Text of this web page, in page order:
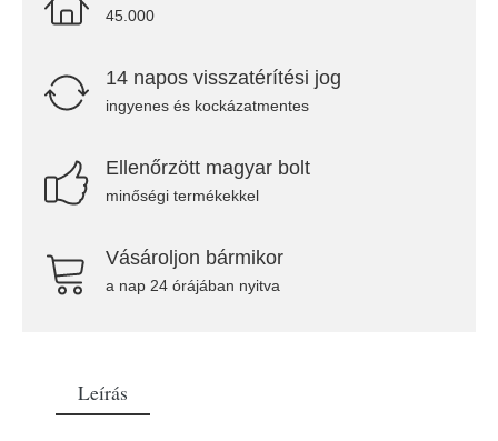
45.000
14 napos visszatérítési jog
ingyenes és kockázatmentes
Ellenőrzött magyar bolt
minőségi termékekkel
Vásároljon bármikor
a nap 24 órájában nyitva
Leírás